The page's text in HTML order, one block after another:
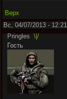
Верх
Вс, 04/07/2013 - 12:21
Pringles \|/
Гость